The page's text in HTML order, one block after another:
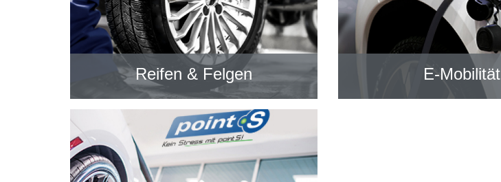
Reifen & Felgen E-Mobilität